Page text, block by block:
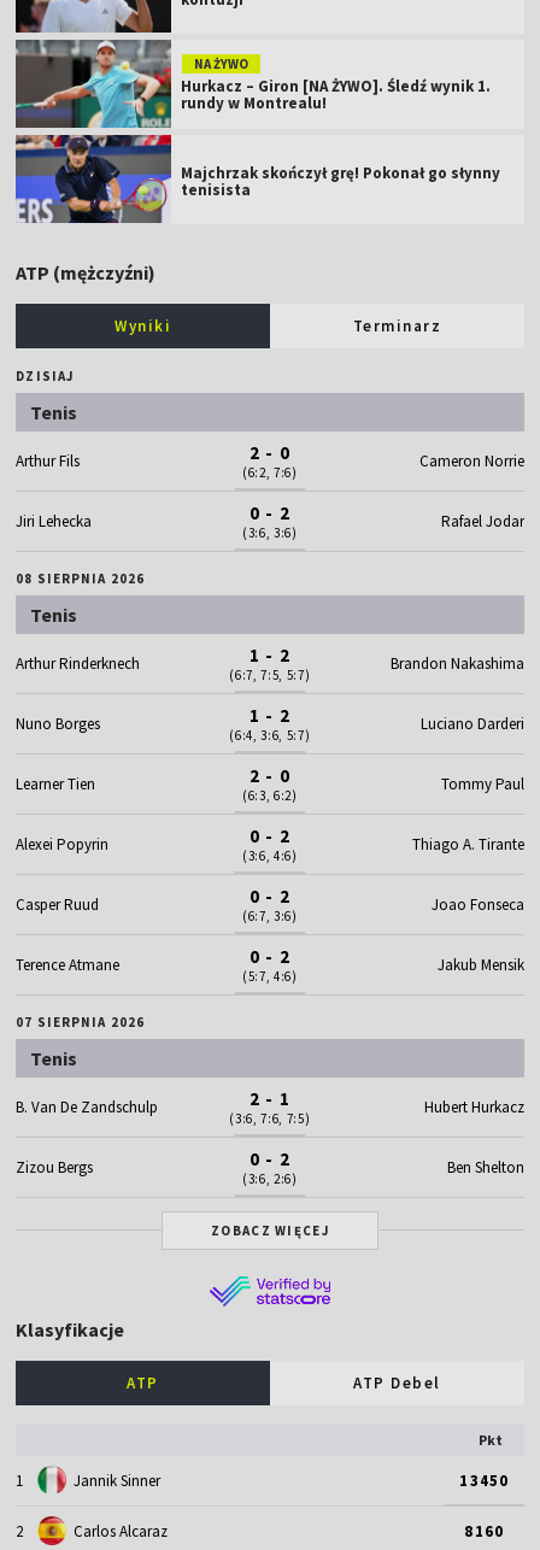
NA ŻYWO
Hurkacz – Giron [NA ŻYWO]. Śledź wynik 1.
rundy w Montrealu!
Majchrzak skończył grę! Pokonał go słynny
tenisista
ATP (mężczyźni)
Wyniki Terminarz
DZISIAJ
Tenis
Arthur Fils 2 - 0
(6:2, 7:6)
Cameron Norrie
Jiri Lehecka 0 - 2
(3:6, 3:6)
Rafael Jodar
08 SIERPNIA 2026
Tenis
Arthur Rinderknech 1 - 2
(6:7, 7:5, 5:7)
Brandon Nakashima
Nuno Borges 1 - 2
(6:4, 3:6, 5:7)
Luciano Darderi
Learner Tien 2 - 0
(6:3, 6:2)
Tommy Paul
Alexei Popyrin 0 - 2
(3:6, 4:6)
Thiago A. Tirante
Casper Ruud 0 - 2
(6:7, 3:6)
Joao Fonseca
Terence Atmane 0 - 2
(5:7, 4:6)
Jakub Mensik
07 SIERPNIA 2026
Tenis
B. Van De Zandschulp 2 - 1
(3:6, 7:6, 7:5)
Hubert Hurkacz
Zizou Bergs 0 - 2
(3:6, 2:6)
Ben Shelton
ZOBACZ WIĘCEJ
Klasyfikacje
ATP ATP Debel
Pkt
1 Jannik Sinner 13450
2 Carlos Alcaraz 8160